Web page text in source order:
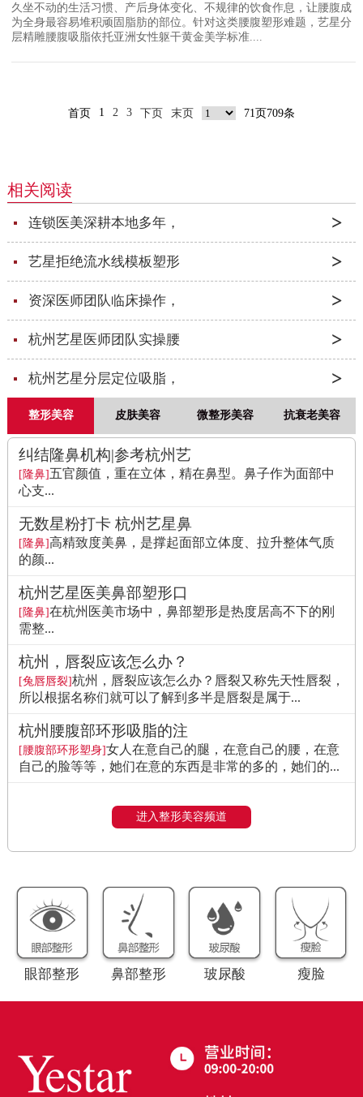
久坐不动的生活习惯、产后身体变化、不规律的饮食作息，让腰腹成
为全身最容易堆积顽固脂肪的部位。针对这类腰腹塑形难题，艺星分
层精雕腰腹吸脂依托亚洲女性躯干黄金美学标准....
首页 1 2 3 下页 末页 71页709条
相关阅读
连锁医美深耕本地多年，
艺星拒绝流水线模板塑形
资深医师团队临床操作，
杭州艺星医师团队实操腰
杭州艺星分层定位吸脂，
整形美容 皮肤美容 微整形美容 抗衰老美容
纠结隆鼻机构|参考杭州艺
[隆鼻]五官颜值，重在立体，精在鼻型。鼻子作为面部中
心支...
无数星粉打卡 杭州艺星鼻
[隆鼻]高精致度美鼻，是撑起面部立体度、拉升整体气质
的颜...
杭州艺星医美鼻部塑形口
[隆鼻]在杭州医美市场中，鼻部塑形是热度居高不下的刚
需整...
杭州，唇裂应该怎么办？
[兔唇唇裂]杭州，唇裂应该怎么办？唇裂又称先天性唇裂，
所以根据名称们就可以了解到多半是唇裂是属于...
杭州腰腹部环形吸脂的注
[腰腹部环形塑身]女人在意自己的腿，在意自己的腰，在意
自己的脸等等，她们在意的东西是非常的多的，她们的...
进入整形美容频道
眼部整形 鼻部整形 玻尿酸 瘦脸